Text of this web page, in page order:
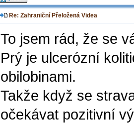
Re: Zahraniční Přeložená Videa
To jsem rád, že se
Prý je ulcerózní
obilobinami.
Takže když se
očekávat pozitivní